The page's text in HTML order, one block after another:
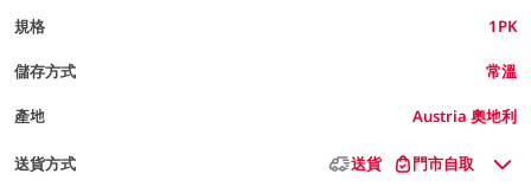
規格 1PK
儲存方式 常溫
產地 Austria 奧地利
送貨方式 送貨 門市自取